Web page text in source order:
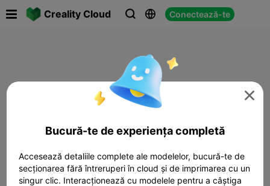
Creality Cloud   Conectează-te

Bucură-te de experiența completă
Accesează detaliile complete ale modelelor, bucură-te de
secționarea fără întreruperi în cloud și de imprimarea cu un
singur clic. Interacționează cu modelele pentru a câștiga